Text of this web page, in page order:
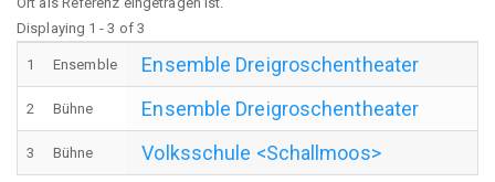
Displaying 1 - 3 of 3
1 Ensemble Ensemble Dreigroschentheater
2 Bühne Ensemble Dreigroschentheater
3 Bühne Volksschule <Schallmoos>